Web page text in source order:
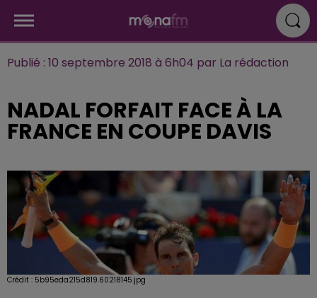
Publié : 10 septembre 2018 à 6h04 par La rédaction
NADAL FORFAIT FACE À LA
FRANCE EN COUPE DAVIS
Crédit : 5b95eda215d819.60218145.jpg